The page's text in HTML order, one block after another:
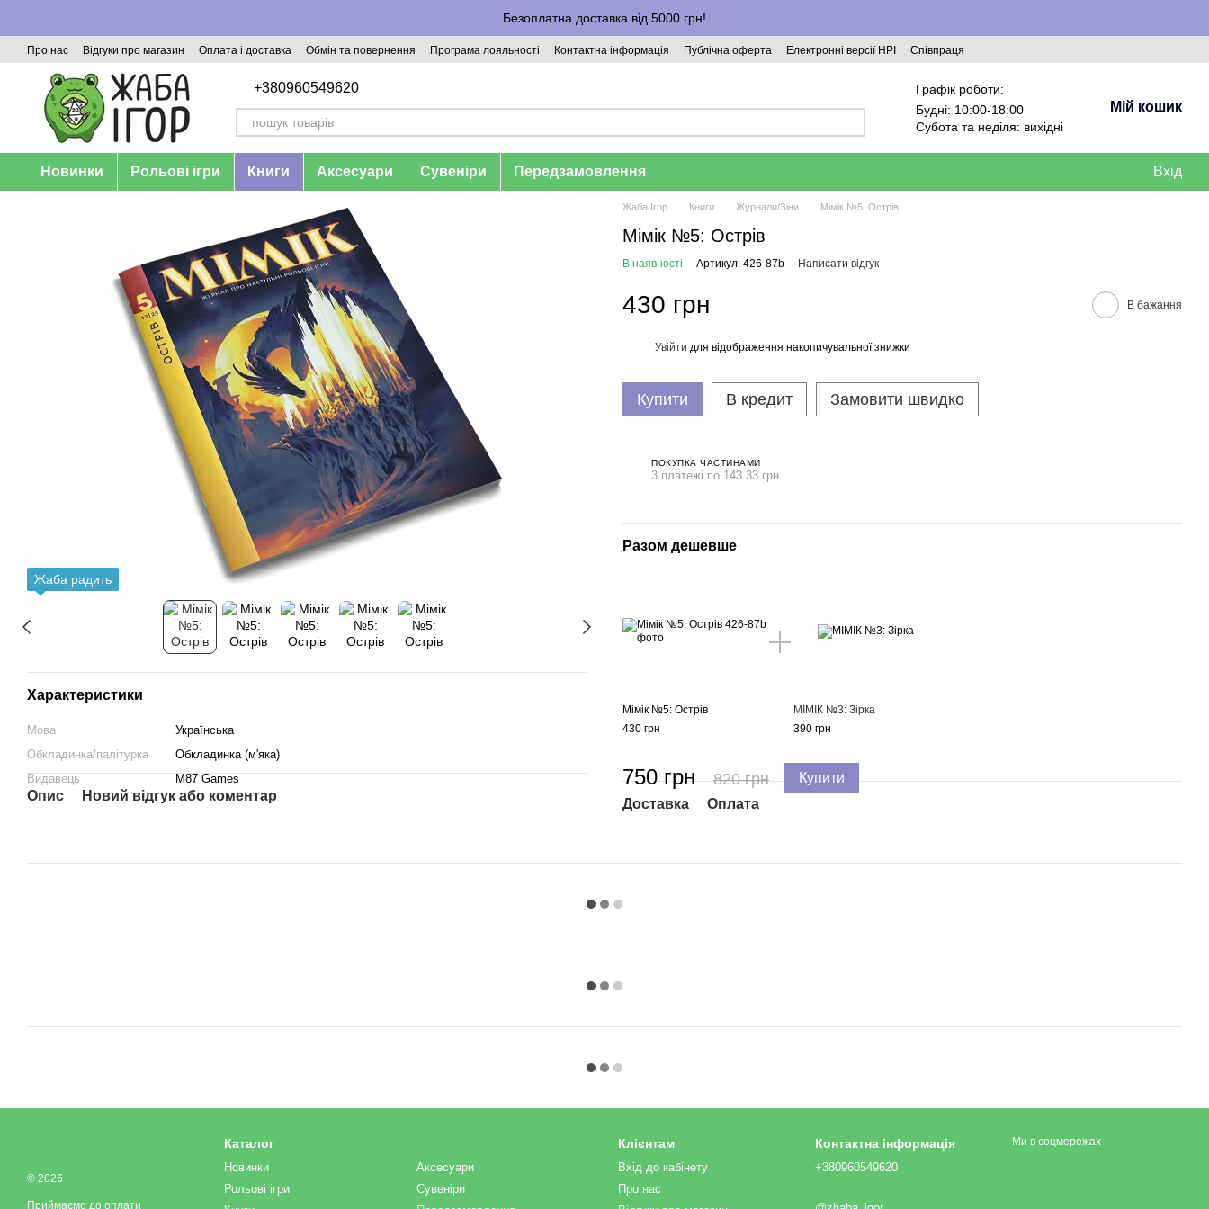
Безоплатна доставка від 5000 грн!
Про нас Відгуки про магазин Оплата і доставка Обмін та повернення Програма лояльності Контактна інформація Публічна оферта Електронні версії НРІ Співпраця
+380960549620
Графік роботи:
Будні: 10:00-18:00
Субота та неділя: вихідні
Мій кошик
Новинки Рольові ігри Книги Аксесуари Сувеніри Передзамовлення Вхід
Жаба радить
Характеристики
Мова
Українська
Обкладинка/палітурка
Обкладинка (м'яка)
Видавець
M87 Games
Опис Новий відгук або коментар
Жаба Ігор Книги Журнали/Зіни Мімік №5: Острів
Мімік №5: Острів
В наявності Артикул: 426-87b Написати відгук
430 грн В бажання
Увійти для відображення накопичувальної знижки
Купити В кредит Замовити швидко
ПОКУПКА ЧАСТИНАМИ
3 платежі по 143.33 грн
Разом дешевше
Мімік №5: Острів
430 грн
МІМІК №3: Зірка
390 грн
750 грн 820 грн
Купити
Доставка
Оплата
© 2026
Приймаємо до оплати
Каталог
Новинки
Рольові ігри
Аксесуари
Сувеніри
Клієнтам
Вхід до кабінету
Про нас
Контактна інформація
+380960549620
Ми в соцмережах